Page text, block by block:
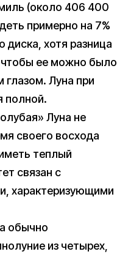
(около 406 400
примерно на 7%
диска, хотя разница
чтобы ее можно было
Луна при
полной.
Луна не
своего восхода
теплый
связан с
характеризующими
обычно
из четырех,